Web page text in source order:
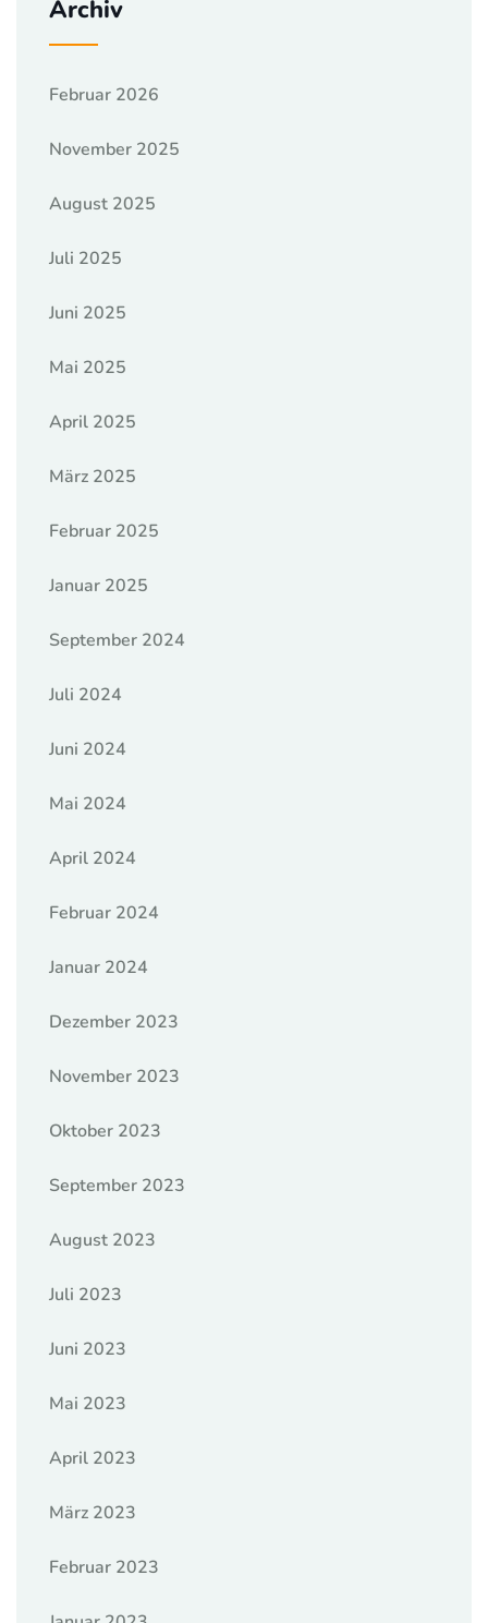
Archiv
Februar 2026
November 2025
August 2025
Juli 2025
Juni 2025
Mai 2025
April 2025
März 2025
Februar 2025
Januar 2025
September 2024
Juli 2024
Juni 2024
Mai 2024
April 2024
Februar 2024
Januar 2024
Dezember 2023
November 2023
Oktober 2023
September 2023
August 2023
Juli 2023
Juni 2023
Mai 2023
April 2023
März 2023
Februar 2023